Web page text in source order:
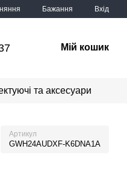
Бажання Вхід
Мій кошик
та аксесуари
Артикул
GWH24AUDXF-K6DNA1A